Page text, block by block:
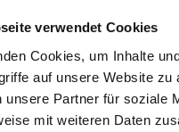
verwendet Cookies
Cookies, um Inhalte
auf unsere Website
unsere Partner für soziale
mit weiteren Daten